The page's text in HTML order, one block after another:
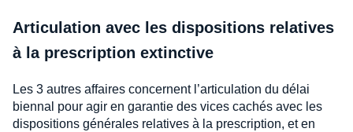
Articulation avec les dispositions relatives
à la prescription extinctive
Les 3 autres affaires concernent l’articulation du délai
biennal pour agir en garantie des vices cachés avec les
dispositions générales relatives à la prescription, et en